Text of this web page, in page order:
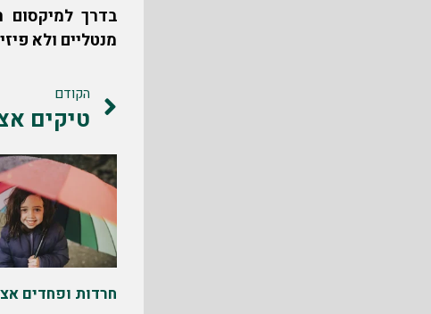
בדרך למיקסום
מנטליים ולא
הקודם
טיקים
חרדות ופחדים